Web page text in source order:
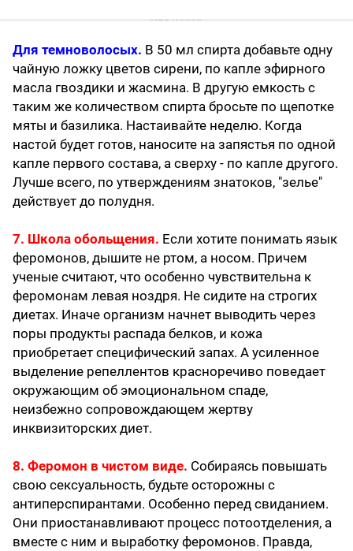
Для темноволосых. В 50 мл спирта добавьте одну
чайную ложку цветов сирени, по капле эфирного
масла гвоздики и жасмина. В другую емкость с
таким же количеством спирта бросьте по щепотке
мяты и базилика. Настаивайте неделю. Когда
настой будет готов, наносите на запястья по одной
капле первого состава, а сверху - по капле другого.
Лучше всего, по утверждениям знатоков, "зелье"
действует до полудня.
7. Школа обольщения. Если хотите понимать язык
феромонов, дышите не ртом, а носом. Причем
ученые считают, что особенно чувствительна к
феромонам левая ноздря. Не сидите на строгих
диетах. Иначе организм начнет выводить через
поры продукты распада белков, и кожа
приобретает специфический запах. А усиленное
выделение репеллентов красноречиво поведает
окружающим об эмоциональном спаде,
неизбежно сопровождающем жертву
инквизиторских диет.
8. Феромон в чистом виде. Собираясь повышать
свою сексуальность, будьте осторожны с
антиперспирантами. Особенно перед свиданием.
Они приостанавливают процесс потоотделения, а
вместе с ним и выработку феромонов. Правда,